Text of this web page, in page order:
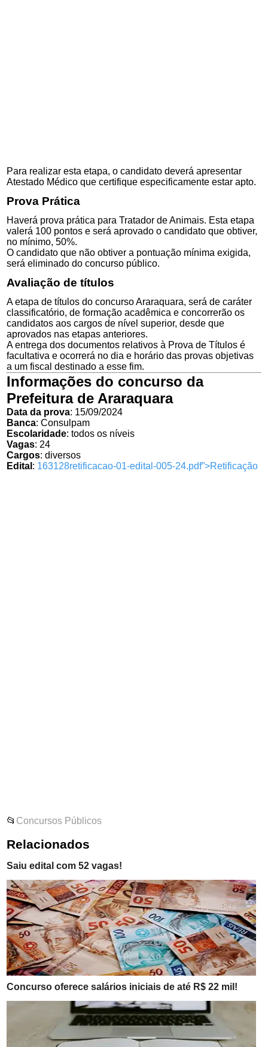
Para realizar esta etapa, o candidato deverá apresentar
Atestado Médico que certifique especificamente estar apto.
Prova Prática
Haverá prova prática para Tratador de Animais. Esta etapa
valerá 100 pontos e será aprovado o candidato que obtiver,
no mínimo, 50%.
O candidato que não obtiver a pontuação mínima exigida,
será eliminado do concurso público.
Avaliação de títulos
A etapa de títulos do concurso Araraquara, será de caráter
classificatório, de formação acadêmica e concorrerão os
candidatos aos cargos de nível superior, desde que
aprovados nas etapas anteriores.
A entrega dos documentos relativos à Prova de Títulos é
facultativa e ocorrerá no dia e horário das provas objetivas
a um fiscal destinado a esse fim.
Informações do concurso da
Prefeitura de Araraquara
Data da prova: 15/09/2024
Banca: Consulpam
Escolaridade: todos os níveis
Vagas: 24
Cargos: diversos
Edital : 163128retificacao-01-edital-005-24.pdf”>Retificação
📂 Concursos Públicos
Relacionados
Saiu edital com 52 vagas!
Concurso oferece salários iniciais de até R$ 22 mil!